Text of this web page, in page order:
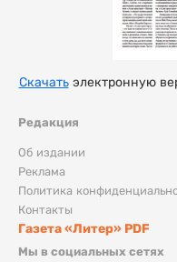
Редакция
Об издании
Реклама
Политика
Контакты
Газета «Литер» PDF
Мы в социальных сетях
Скачатьэлектронную